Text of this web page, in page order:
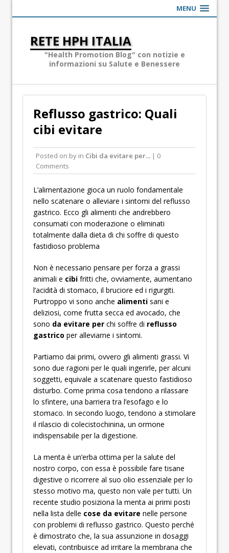
MENU
RETE HPH ITALIA
"Health Promotion Blog" con notizie e
informazioni su Salute e Benessere
Reflusso gastrico: Quali
cibi evitare
Posted on by in Cibi da evitare per... | 0
Comments
L’alimentazione gioca un ruolo fondamentale
nello scatenare o alleviare i sintomi del reflusso
gastrico. Ecco gli alimenti che andrebbero
consumati con moderazione o eliminati
totalmente dalla dieta di chi soffre di questo
fastidioso problema
Non è necessario pensare per forza a grassi
animali e cibi fritti che, ovviamente, aumentano
l’acidità di stomaco, il bruciore ed i rigurgiti.
Purtroppo vi sono anche alimenti sani e
deliziosi, come frutta secca ed avocado, che
sono da evitare per chi soffre di reflusso
gastrico per alleviarne i sintomi.
Partiamo dai primi, ovvero gli alimenti grassi. Vi
sono due ragioni per le quali ingerirle, per alcuni
soggetti, equivale a scatenare questo fastidioso
disturbo. Come prima cosa tendono a rilassare
lo sfintere, una barriera tra l’esofago e lo
stomaco. In secondo luogo, tendono a stimolare
il rilascio di colecistochinina, un ormone
indispensabile per la digestione.
La menta è un’erba ottima per la salute del
nostro corpo, con essa è possibile fare tisane
digestive o ricorrere al suo olio essenziale per lo
stesso motivo ma, questo non vale per tutti. Un
recente studio posiziona la menta ai primi posti
nella lista delle cose da evitare nelle persone
con problemi di reflusso gastrico. Questo perché
è dimostrato che, la sua assunzione in dosaggi
elevati, contribuisce ad irritare la membrana che